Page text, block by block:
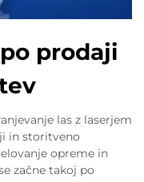
prodaji
las z laserjem
in storitveno
opreme in
začne takoj po